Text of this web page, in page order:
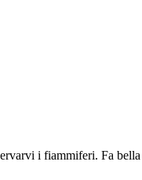
i fiammiferi. Fa